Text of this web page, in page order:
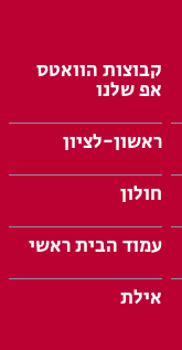
קבוצות הוואטס
אפ שלנו
ראשון-לציון
חולון
עמוד הבית ראשי
אילת